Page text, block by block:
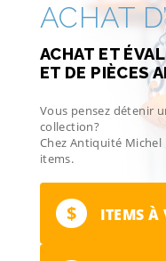
ACHAT
ACHAT ET
ET DE PIÈCES
Vous pensez détenir
collection?
Chez Antiquité
items.
$ ITEMS À